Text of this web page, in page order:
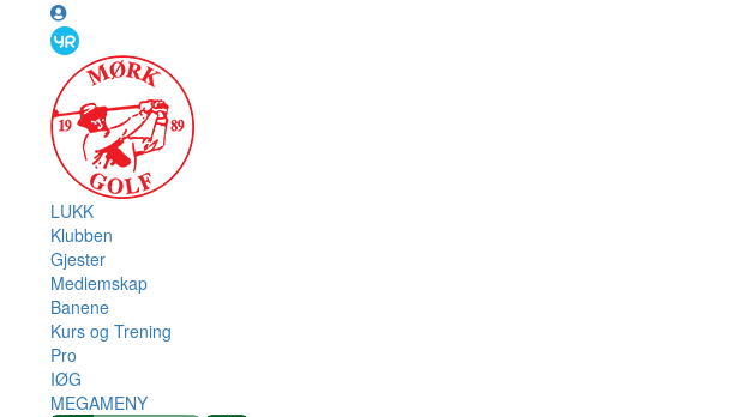
LUKK
Klubben
Gjester
Medlemskap
Banene
Kurs og Trening
Pro
IØG
MEGAMENY